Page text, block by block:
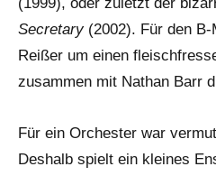
Secretary(2002). Für den B-
Reißer um einen
zusammen mit Nathan Barr
Für ein Orchester war
Deshalb spielt ein kleines